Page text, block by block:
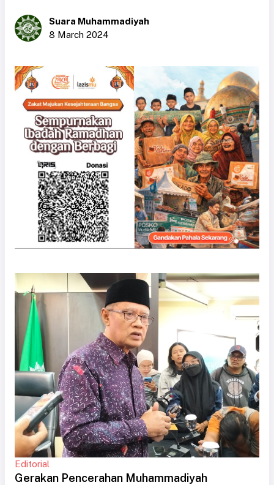
Suara Muhammadiyah
8 March 2024
Editorial
Gerakan Pencerahan Muhammadiyah